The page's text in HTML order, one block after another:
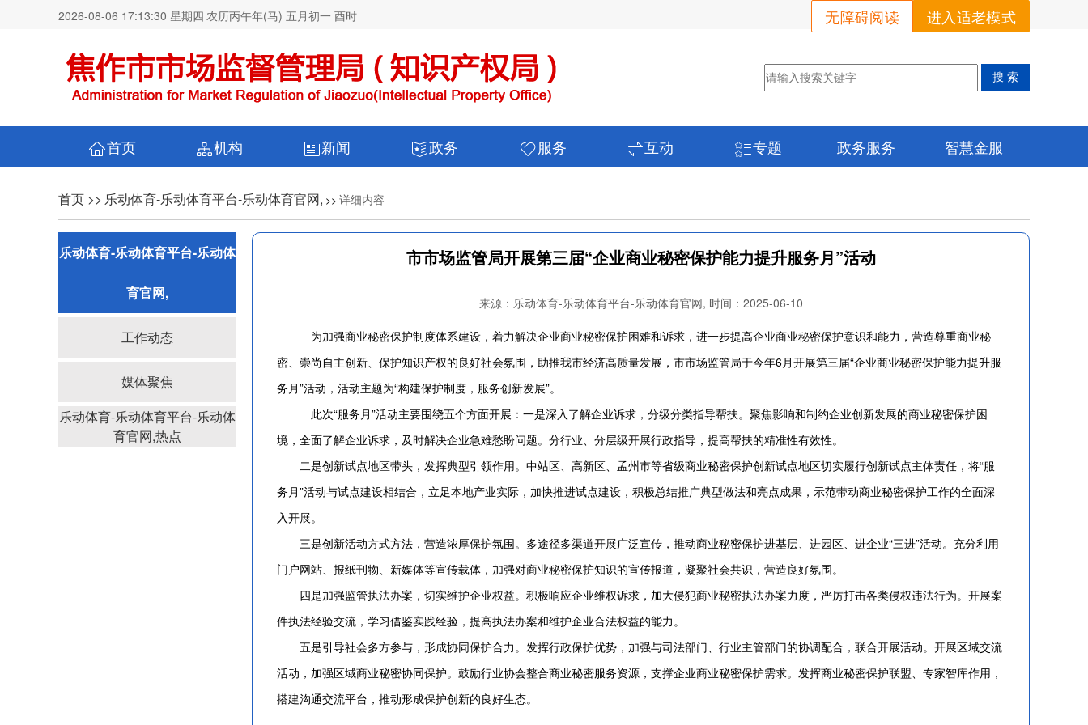
2026-08-06 17:13:30 星期四 农历丙午年(马) 五月初一 酉时 进入适老模式
无障碍阅读
首页 机构 新闻 政务 服务 互动 专题 政务服务 智慧金服
首页 >> 乐动体育-乐动体育平台-乐动体育官网, >> 详细内容
乐动体育-乐动体育平台-乐动体
育官网,
工作动态
媒体聚焦
乐动体育-乐动体育平台-乐动体
育官网,热点
市市场监管局开展第三届“企业商业秘密保护能力提升服务月”活动
来源：乐动体育-乐动体育平台-乐动体育官网, 时间：2025-06-10
为加强商业秘密保护制度体系建设，着力解决企业商业秘密保护困难和诉求，进一步提高企业商业秘密保护意识和能力，营造尊重商业秘
密、崇尚自主创新、保护知识产权的良好社会氛围，助推我市经济高质量发展，市市场监管局于今年6月开展第三届“企业商业秘密保护能力提升服
务月”活动，活动主题为“构建保护制度，服务创新发展”。
此次“服务月”活动主要围绕五个方面开展：一是深入了解企业诉求，分级分类指导帮扶。聚焦影响和制约企业创新发展的商业秘密保护困
境，全面了解企业诉求，及时解决企业急难愁盼问题。分行业、分层级开展行政指导，提高帮扶的精准性有效性。
二是创新试点地区带头，发挥典型引领作用。中站区、高新区、孟州市等省级商业秘密保护创新试点地区切实履行创新试点主体责任，将“服
务月”活动与试点建设相结合，立足本地产业实际，加快推进试点建设，积极总结推广典型做法和亮点成果，示范带动商业秘密保护工作的全面深
入开展。
三是创新活动方式方法，营造浓厚保护氛围。多途径多渠道开展广泛宣传，推动商业秘密保护进基层、进园区、进企业“三进”活动。充分利用
门户网站、报纸刊物、新媒体等宣传载体，加强对商业秘密保护知识的宣传报道，凝聚社会共识，营造良好氛围。
四是加强监管执法办案，切实维护企业权益。积极响应企业维权诉求，加大侵犯商业秘密执法办案力度，严厉打击各类侵权违法行为。开展案
件执法经验交流，学习借鉴实践经验，提高执法办案和维护企业合法权益的能力。
五是引导社会多方参与，形成协同保护合力。发挥行政保护优势，加强与司法部门、行业主管部门的协调配合，联合开展活动。开展区域交流
活动，加强区域商业秘密协同保护。鼓励行业协会整合商业秘密服务资源，支撑企业商业秘密保护需求。发挥商业秘密保护联盟、专家智库作用，
搭建沟通交流平台，推动形成保护创新的良好生态。